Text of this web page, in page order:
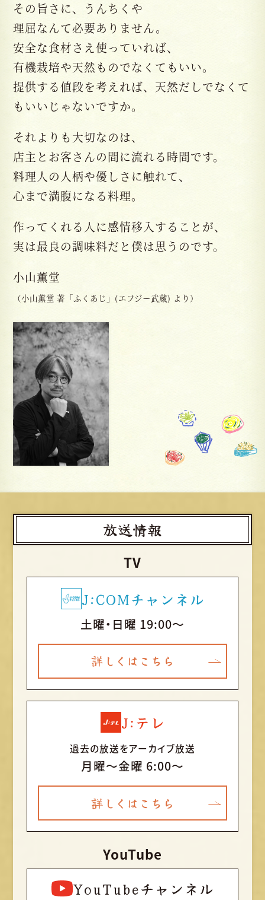
その旨さに、うんちくや
理屈なんて必要ありません。
安全な食材さえ使っていれば、
有機栽培や天然ものでなくてもいい。
提供する値段を考えれば、天然だしでなくて
もいいじゃないですか。
それよりも大切なのは、
店主とお客さんの間に流れる時間です。
料理人の人柄や優しさに触れて、
心まで満腹になる料理。
作ってくれる人に感情移入することが、
実は最良の調味料だと僕は思うのです。
小山薫堂
（小山薫堂 著「ふくあじ」(エフジー武蔵) より）
放送情報
TV
J:COMチャンネル
土曜・日曜 19:00～
詳しくはこちら
J:テレ
過去の放送をアーカイブ放送
月曜〜金曜 6:00～
詳しくはこちら
YouTube
YouTubeチャンネル